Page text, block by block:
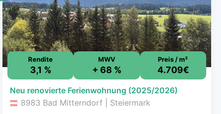
Rendite
3,1 %
MWV
+ 68 %
Preis / m²
4.709€
Neu renovierte Ferienwohnung (2025/2026)
8983 Bad Mitterndorf | Steiermark